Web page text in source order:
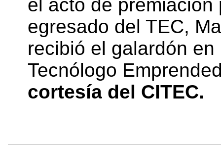
el acto de
egresado del TEC,
recibió el galardón
Tecnólogo
cortesía del CITEC.